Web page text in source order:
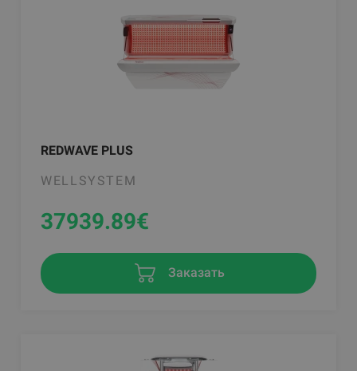
REDWAVE PLUS
WELLSYSTEM
37939.89€
Заказать